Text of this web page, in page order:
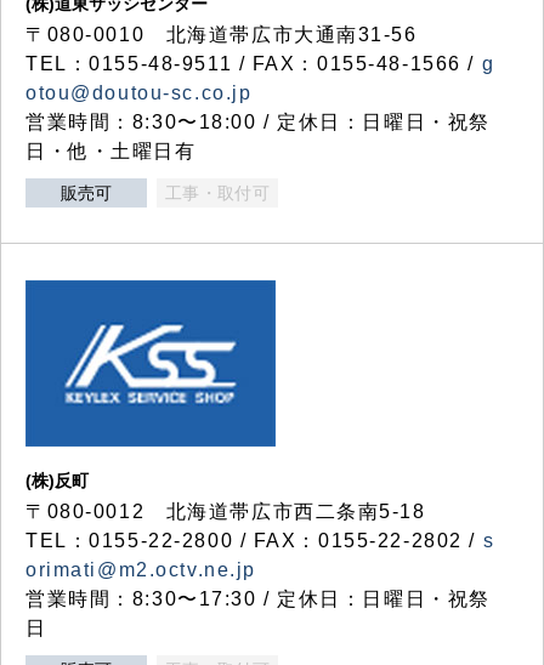
〒080-0010 北海道帯広市大通南31-56
TEL：0155-48-9511 / FAX：0155-48-1566 / g
otou@doutou-sc.co.jp
営業時間：8:30〜18:00 / 定休日：日曜日・祝祭
日・他・土曜日有
販売可 工事・取付可
(株)反町
〒080-0012 北海道帯広市西二条南5-18
TEL：0155-22-2800 / FAX：0155-22-2802 / s
orimati@m2.octv.ne.jp
営業時間：8:30〜17:30 / 定休日：日曜日・祝祭
日